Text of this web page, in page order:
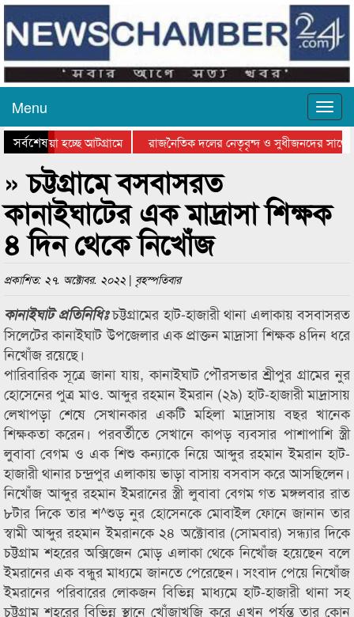
Menu
সর্বশেষ
যাওয়া হচ্ছে আটগ্রামে
রাজনৈতিক দলের নেতৃবৃন্দ ও সুধীজনদের সাথে
পুরস্কার বিতরণ সম্পন্ন
» চট্টগ্রামে বসবাসরত
কানাইঘাটের এক মাদ্রাসা শিক্ষক
৪ দিন থেকে নিখোঁজ
প্রকাশিত: ২৭. অক্টোবর. ২০২২ | বৃহস্পতিবার
কানাইঘাট প্রতিনিধিঃ চট্টগ্রামের হাট-হাজারী থানা এলাকায় বসবাসরত
সিলেটের কানাইঘাট উপজেলার এক প্রাক্তন মাদ্রাসা শিক্ষক ৪দিন ধরে
নিখোঁজ রয়েছে।
পারিবারিক সূত্রে জানা যায়, কানাইঘাট পৌরসভার শ্রীপুর গ্রামের নুর
হোসেনের পুত্র মাও. আব্দুর রহমান ইমরান (২৯) হাট-হাজারী মাদ্রাসায়
লেখাপড়া শেষে সেখানকার একটি মহিলা মাদ্রাসায় বছর খানেক
শিক্ষকতা করেন। পরবর্তীতে সেখানে কাপড় ব্যবসার পাশাপাশি স্ত্রী
লুবাবা বেগম ও এক শিশু কন্যাকে নিয়ে আব্দুর রহমান ইমরান হাট-
হাজারী থানার চন্দ্রপুর এলাকায় ভাড়া বাসায় বসবাস করে আসছিলেন।
নিখোঁজ আব্দুর রহমান ইমরানের স্ত্রী লুবাবা বেগম গত মঙ্গলবার রাত
৮টার দিকে তার শ^শুড় নুর হোসেনকে মোবাইল ফোনে জানান তার
স্বামী আব্দুর রহমান ইমরানকে ২৪ অক্টোবার (সোমবার) সন্ধ্যার দিকে
চট্টগ্রাম শহরের অক্সিজেন মোড় এলাকা থেকে নিখোঁজ হয়েছেন বলে
ইমরানের এক বন্ধুর মাধ্যমে জানতে পেরেছেন। সংবাদ পেয়ে নিখোঁজ
ইমরানের পরিবারের লোকজন বিভিন্ন মাধ্যমে হাট-হাজারী থানা সহ
চট্টগ্রাম শহরের বিভিন্ন স্থানে খোঁজাখুজি করে এখন পর্যন্ত তার কোন